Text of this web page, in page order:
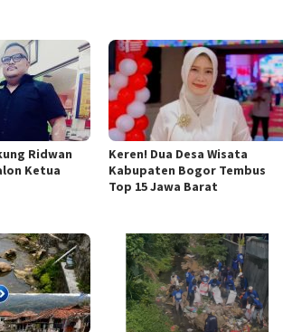
Ridwan
Ketua
Keren! Dua Desa Wisata
Kabupaten Bogor Tembus
Top 15 Jawa Barat